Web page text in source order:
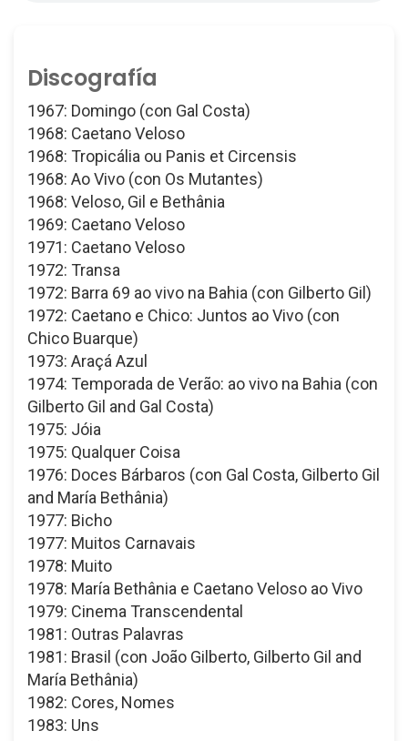
Discografía
1967: Domingo (con Gal Costa)
1968: Caetano Veloso
1968: Tropicália ou Panis et Circensis
1968: Ao Vivo (con Os Mutantes)
1968: Veloso, Gil e Bethânia
1969: Caetano Veloso
1971: Caetano Veloso
1972: Transa
1972: Barra 69 ao vivo na Bahia (con Gilberto Gil)
1972: Caetano e Chico: Juntos ao Vivo (con
Chico Buarque)
1973: Araçá Azul
1974: Temporada de Verão: ao vivo na Bahia (con
Gilberto Gil and Gal Costa)
1975: Jóia
1975: Qualquer Coisa
1976: Doces Bárbaros (con Gal Costa, Gilberto Gil
and María Bethânia)
1977: Bicho
1977: Muitos Carnavais
1978: Muito
1978: María Bethânia e Caetano Veloso ao Vivo
1979: Cinema Transcendental
1981: Outras Palavras
1981: Brasil (con João Gilberto, Gilberto Gil and
María Bethânia)
1982: Cores, Nomes
1983: Uns